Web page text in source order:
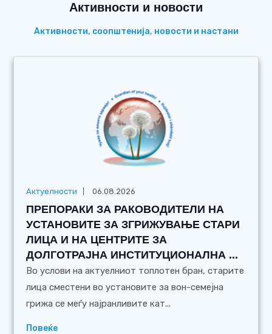
Активности и новости
Активности, соопштенија, новости и настани
Актуелности 06.08.2026
ПРЕПОРАКИ ЗА РАКОВОДИТЕЛИ НА
УСТАНОВИТЕ ЗА ЗГРИЖУВАЊЕ СТАРИ
ЛИЦА И НА ЦЕНТРИТЕ ЗА
ДОЛГОТРАЈНА ИНСТИТУЦИОНАЛНА ...
Во услови на актуелниот топлотен бран, старите
лица сместени во установите за вон-семејна
грижа се меѓу најранливите кат...
Повеќе